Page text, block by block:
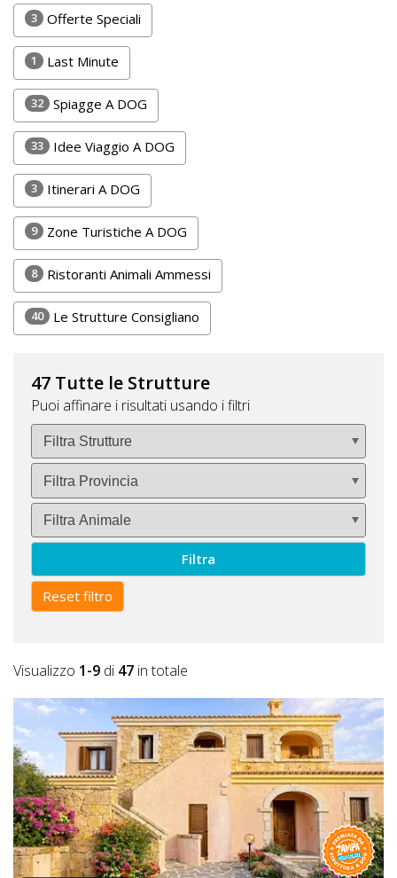
INFO
A
DOG
CHIEDI
CODICE
SCONTO
Video
Tutorial
Lavora
Noi
Inserisci
Attività
Accedi
Registrati
3 Offerte Speciali
1 Last Minute
32 Spiagge A DOG
33 Idee Viaggio A DOG
3 Itinerari A DOG
9 Zone Turistiche A DOG
8 Ristoranti Animali Ammessi
40 Le Strutture Consigliano
47 Tutte le Strutture
Puoi affinare i risultati usando i filtri
Filtra
Reset filtro
Visualizzo 1-9 di 47 in totale